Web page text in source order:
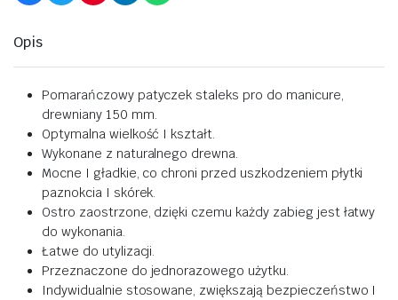
Opis
Pomarańczowy patyczek staleks pro do manicure,
drewniany 150 mm.
Optymalna wielkość I kształt.
Wykonane z naturalnego drewna.
Mocne I gładkie, co chroni przed uszkodzeniem płytki
paznokcia I skórek.
Ostro zaostrzone, dzięki czemu każdy zabieg jest łatwy
do wykonania.
Łatwe do utylizacji.
Przeznaczone do jednorazowego użytku.
Indywidualnie stosowane, zwiększają bezpieczeństwo I